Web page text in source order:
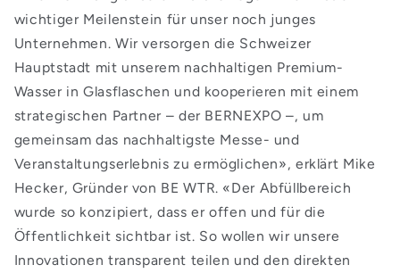
wichtiger Meilenstein für unser noch junges
Unternehmen. Wir versorgen die Schweizer
Hauptstadt mit unserem nachhaltigen Premium-
Wasser in Glasflaschen und kooperieren mit einem
strategischen Partner – der BERNEXPO –, um
gemeinsam das nachhaltigste Messe- und
Veranstaltungserlebnis zu ermöglichen», erklärt Mike
Hecker, Gründer von BE WTR. «Der Abfüllbereich
wurde so konzipiert, dass er offen und für die
Öffentlichkeit sichtbar ist. So wollen wir unsere
Innovationen transparent teilen und den direkten